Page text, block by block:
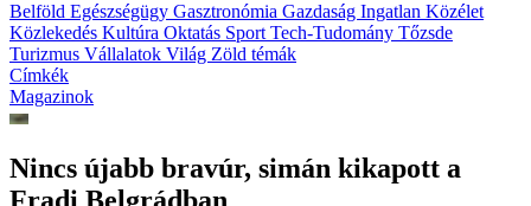
Belföld Egészségügy Gasztronómia Gazdaság Ingatlan Közélet
Közlekedés Kultúra Oktatás Sport Tech-Tudomány Tőzsde
Turizmus Vállalatok Világ Zöld témák
Címkék
Magazinok
Nincs újabb bravúr, simán kikapott a